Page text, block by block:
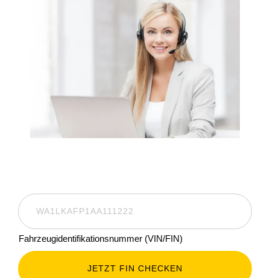
Fahrzeugidentifikationsnummer (VIN/FIN)
JETZT FIN CHECKEN